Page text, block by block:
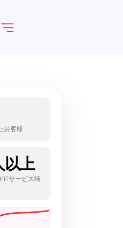
お客様
上
ITサービス時